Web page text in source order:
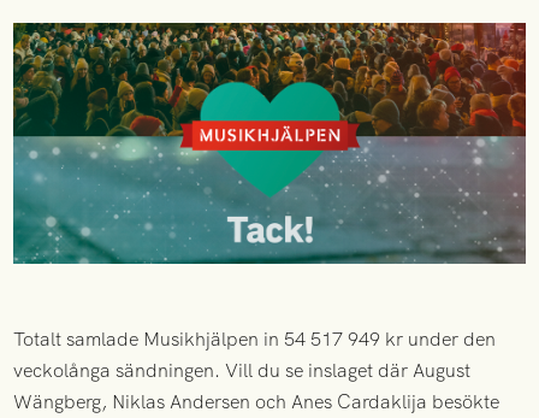
Totalt samlade Musikhjälpen in 54 517 949 kr under den
veckolånga sändningen. Vill du se inslaget där August
Wängberg, Niklas Andersen och Anes Cardaklija besökte